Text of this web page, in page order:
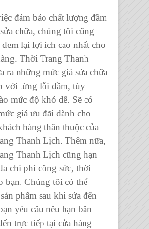
đảm bảo chất lượng đầm
chữa, chúng tôi cũng
đem lại lợi ích cao nhất cho
Thời Trang Thanh
ra những mức giá sửa chữa
với từng lỗi đầm, tùy
mức độ khó dễ. Sẽ có
giá ưu đãi dành cho
hàng thân thuộc của
Thanh Lịch. Thêm nữa,
Thanh Lịch cũng hạn
chi phí công sức, thời
bạn. Chúng tôi có thể
phẩm sau khi sửa đến
yêu cầu nếu bạn bận
trực tiếp tại cửa hàng